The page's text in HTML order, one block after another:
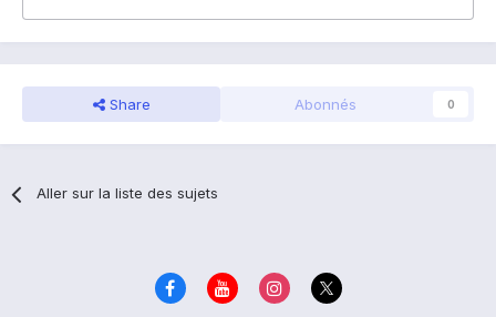
Share Abonnés 0
Aller sur la liste des sujets